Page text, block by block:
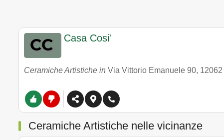
Casa Cosi'
Ceramiche Artistiche in Via Vittorio Emanuele 90, 12062
Ceramiche Artistiche nelle vicinanze